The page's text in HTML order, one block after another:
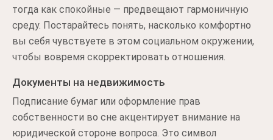
тогда как спокойные — предвещают гармоничную
среду. Постарайтесь понять, насколько комфортно
вы себя чувствуете в этом социальном окружении,
чтобы вовремя скорректировать отношения.
Документы на недвижимость
Подписание бумаг или оформление прав
собственности во сне акцентирует внимание на
юридической стороне вопроса. Это символ